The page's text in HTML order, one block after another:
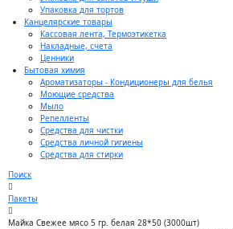
Упаковка для тортов
Канцелярские товары
Кассовая лента, Термоэтикетка
Накладные, счета
Ценники
Бытовая химия
Ароматизаторы - Кондиционеры для белья
Моющие средства
Мыло
Репелленты
Средства для чистки
Средства личной гигиены
Средства для стирки
Поиск
Пакеты
Майка Свежее мясо 5 гр. белая 28*50 (3000шт)